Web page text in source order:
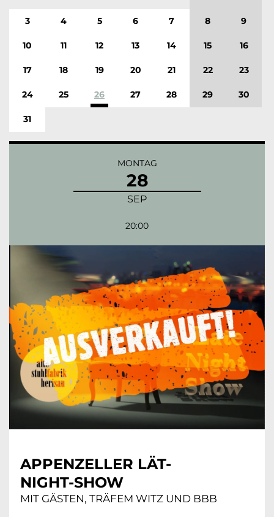
3 4 5 6 7 8 9
10 11 12 13 14 15 16
17 18 19 20 21 22 23
24 25 26 27 28 29 30
31
MONTAG
28
SEP
20:00
APPENZELLER LÄT-
NIGHT-SHOW
MIT GÄSTEN, TRÄFEM WITZ UND BBB